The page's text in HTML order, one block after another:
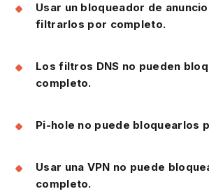
Usar un bloqueador de
filtrarlos por completo.
Los filtros DNS no pueden
completo.
Pi-hole no puede bloquearlos
Usar una VPN no puede
completo.